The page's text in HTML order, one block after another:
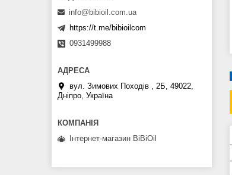
info@bibioil.com.ua
https://t.me/bibioilcom
0931499988
вул. Зимових Походiв , 2Б, 49022,
Дніпро, Україна
Інтернет-магазин BiBiOil